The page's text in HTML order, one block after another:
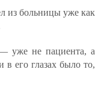
из больницы уже как
уже не пациента, а
его глазах было то,